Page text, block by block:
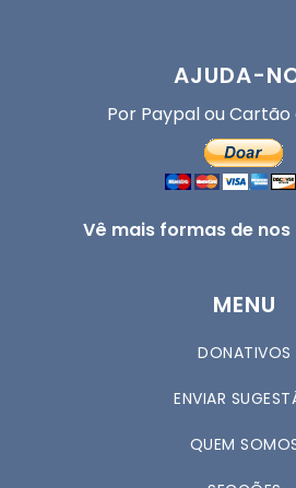
AJUDA-
Por Paypal ou
Vê mais formas de
MENU
DONATIVOS
ENVIAR
QUEM